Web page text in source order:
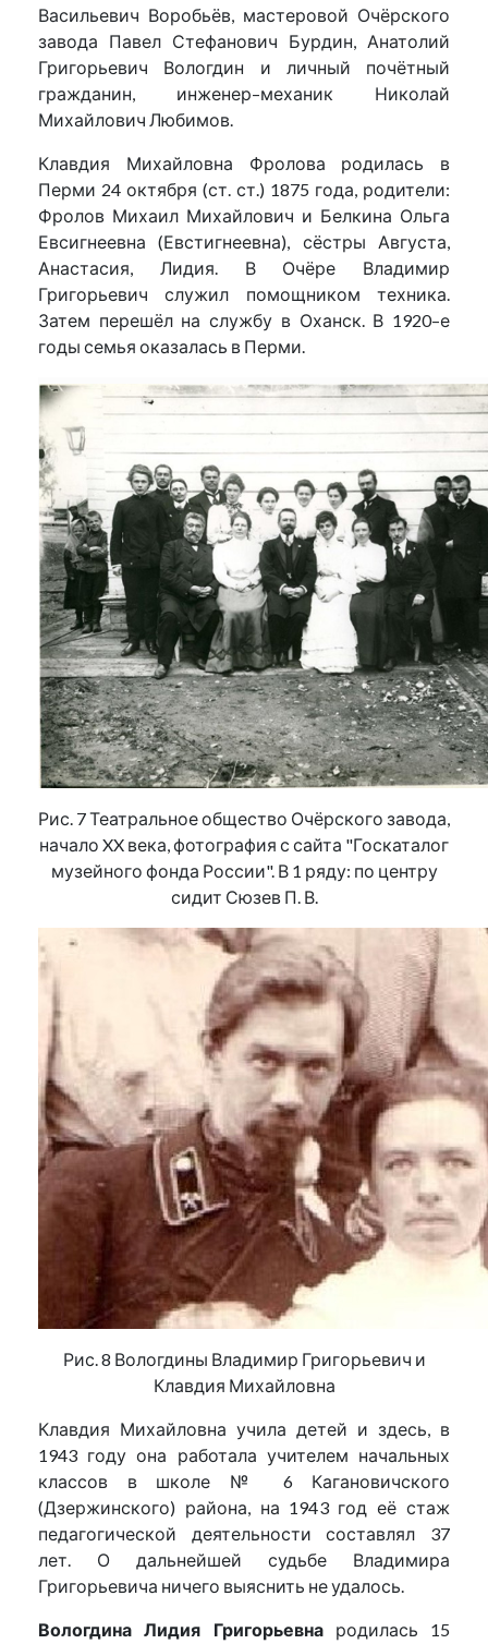
Васильевич Воробьёв, мастеровой Очёрского
завода Павел Стефанович Бурдин, Анатолий
Григорьевич Вологдин и личный почётный
гражданин, инженер–механик Николай
Михайлович Любимов.
Клавдия Михайловна Фролова родилась в
Перми 24 октября (ст. ст.) 1875 года, родители:
Фролов Михаил Михайлович и Белкина Ольга
Евсигнеевна (Евстигнеевна), сёстры Августа,
Анастасия, Лидия. В Очёре Владимир
Григорьевич служил помощником техника.
Затем перешёл на службу в Оханск. В 1920–е
годы семья оказалась в Перми.
Рис. 7 Театральное общество Очёрского завода,
начало XX века, фотография с сайта "Госкаталог
музейного фонда России". В 1 ряду: по центру
сидит Сюзев П. В.
Рис. 8 Вологдины Владимир Григорьевич и
Клавдия Михайловна
Клавдия Михайловна учила детей и здесь, в
1943 году она работала учителем начальных
классов в школе № 6 Кагановичского
(Дзержинского) района, на 1943 год её стаж
педагогической деятельности составлял 37
лет. О дальнейшей судьбе Владимира
Григорьевича ничего выяснить не удалось.
Вологдина Лидия Григорьевнародилась 15